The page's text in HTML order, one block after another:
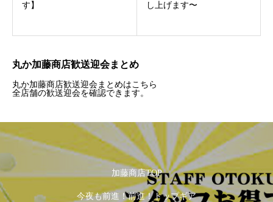
す】
し上げます〜
丸か加藤商店歓送迎会まとめ
丸か加藤商店歓送迎会まとめはこちら
全店舗の歓送迎会を確認できます。
加藤商店TOP
今夜も前進！前進！トップギア